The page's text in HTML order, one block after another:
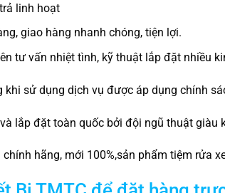
linh hoạt
giao hàng nhanh chóng, tiện lợi.
tư vấn nhiệt tình, kỹ thuật lắp đặt nhiều
khi sử dụng dịch vụ được áp dụng chính
lắp đặt toàn quốc bởi đội ngũ thuật giàu
hãng, mới 100%,sản phẩm tiệm rửa